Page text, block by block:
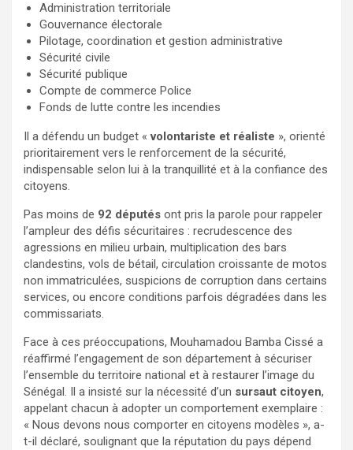
Administration territoriale
Gouvernance électorale
Pilotage, coordination et gestion administrative
Sécurité civile
Sécurité publique
Compte de commerce Police
Fonds de lutte contre les incendies
Il a défendu un budget «volontariste et réaliste », orienté
prioritairement vers le renforcement de la sécurité,
indispensable selon lui à la tranquillité et à la confiance des
citoyens.
Pas moins de 92 députés ont pris la parole pour rappeler
l’ampleur des défis sécuritaires : recrudescence des
agressions en milieu urbain, multiplication des bars
clandestins, vols de bétail, circulation croissante de motos
non immatriculées, suspicions de corruption dans certains
services, ou encore conditions parfois dégradées dans les
commissariats.
Face à ces préoccupations, Mouhamadou Bamba Cissé a
réaffirmé l’engagement de son département à sécuriser
l’ensemble du territoire national et à restaurer l’image du
Sénégal. Il a insisté sur la nécessité d’un sursaut citoyen,
appelant chacun à adopter un comportement exemplaire :
« Nous devons nous comporter en citoyens modèles », a-
t-il déclaré, soulignant que la réputation du pays dépend